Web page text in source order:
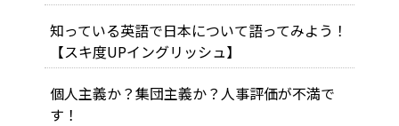
知っている英語で日本について語ってみよう！
【スキ度UPイングリッシュ】
個人主義か？集団主義か？人事評価が不満で
す！